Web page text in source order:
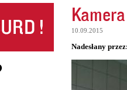
10.09.2015
Nadesłany przez: